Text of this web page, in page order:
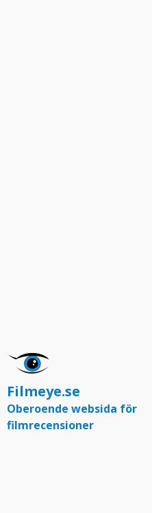
Filmeye.se
Oberoende websida för
filmrecensioner